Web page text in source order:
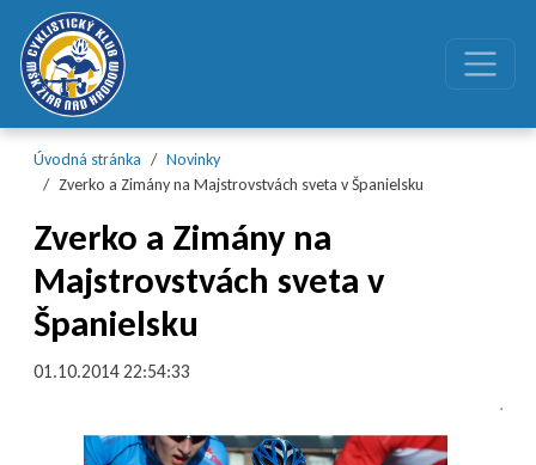
Preskočiť na obsah
Preskočiť na hlavné menu
Úvodná stránka
Novinky
Zverko a Zimány na Majstrovstvách sveta v Španielsku
Zverko a Zimány na
Majstrovstvách sveta v
Španielsku
01.10.2014 22:54:33